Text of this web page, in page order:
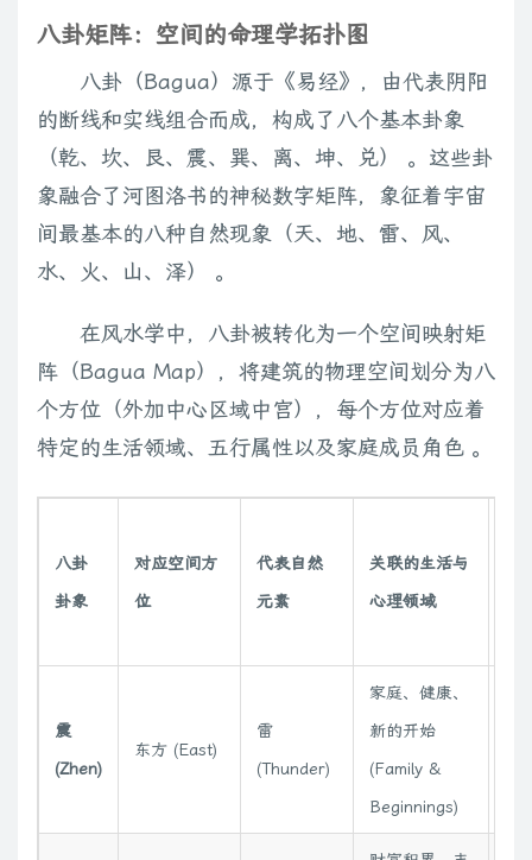
八卦矩阵：空间的命理学拓扑图
八卦（Bagua）源于《易经》，由代表阴阳
的断线和实线组合而成，构成了八个基本卦象
（乾、坎、艮、震、巽、离、坤、兑） 。这些卦
象融合了河图洛书的神秘数字矩阵，象征着宇宙
间最基本的八种自然现象（天、地、雷、风、
水、火、山、泽） 。
在风水学中，八卦被转化为一个空间映射矩
阵（Bagua Map），将建筑的物理空间划分为八
个方位（外加中心区域中宫），每个方位对应着
特定的生活领域、五行属性以及家庭成员角色 。
八卦
卦象
对应空间方
位
代表自然
元素
关联的生活与
心理领域
震
(Zhen)
东方 (East)
雷
(Thunder)
家庭、健康、
新的开始
(Family &
Beginnings)